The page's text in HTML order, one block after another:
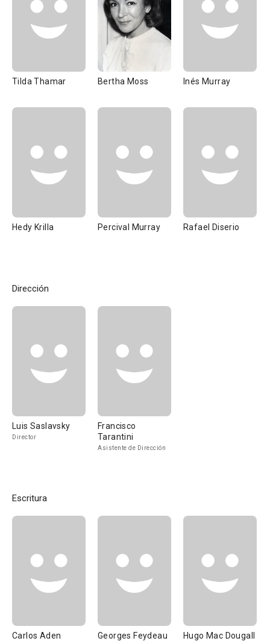
Tilda Thamar Bertha Moss Inés Murray
Hedy Krilla Percival Murray Rafael Diserio
Dirección
Luis Saslavsky
Director
Francisco
Tarantini
Asistente de Dirección
Escritura
Carlos Aden Georges Feydeau Hugo Mac Dougall